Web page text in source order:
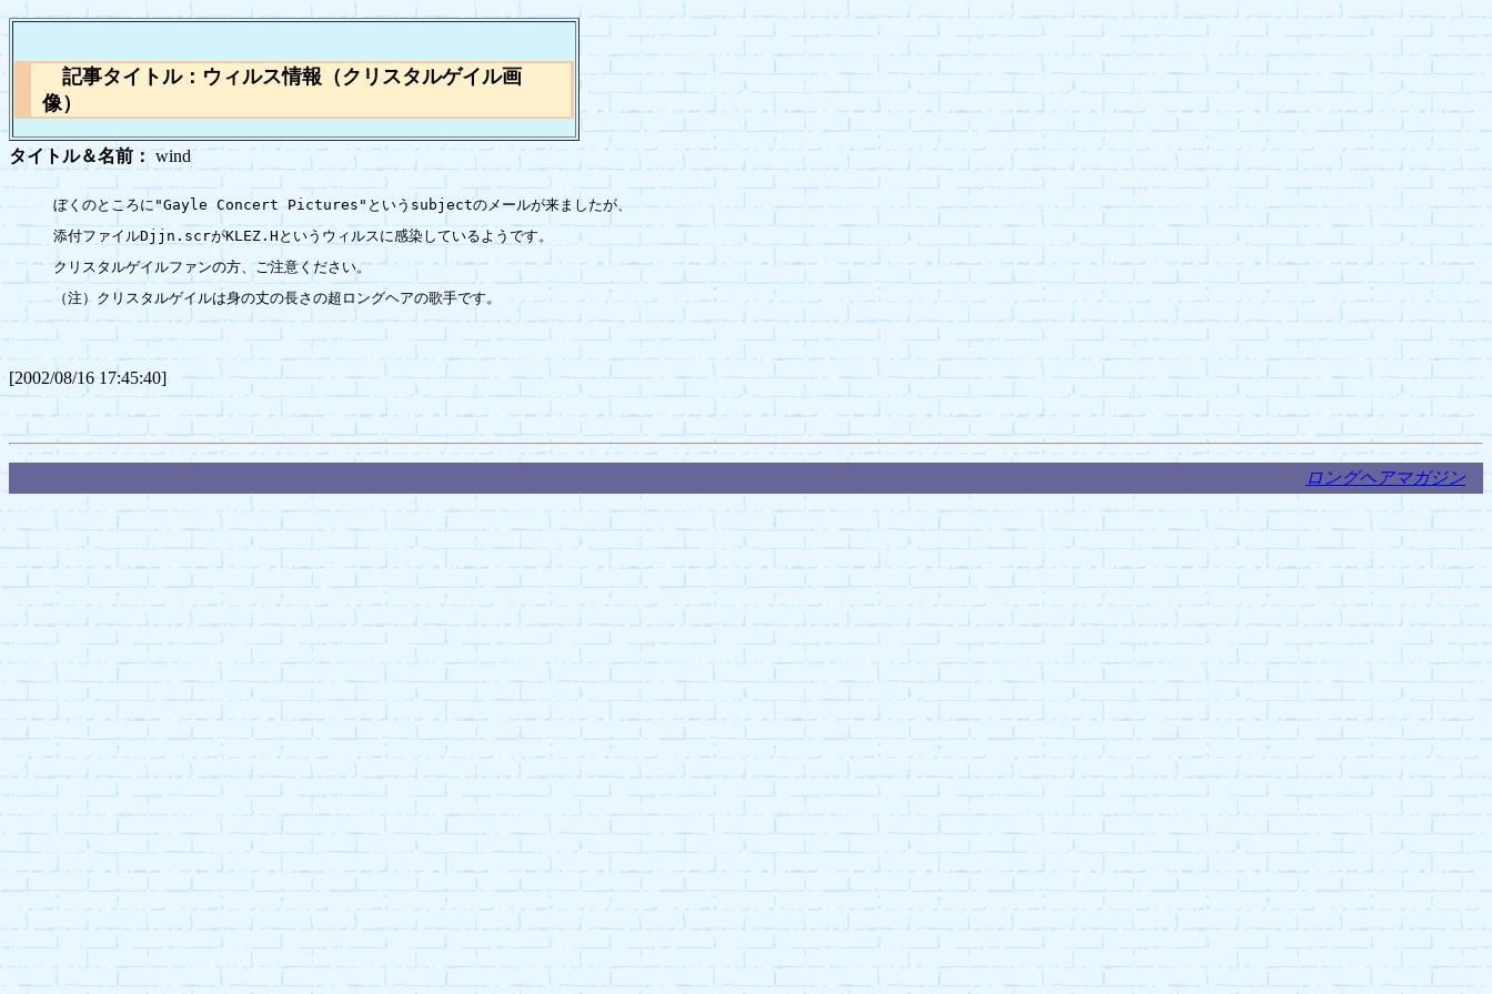
記事タイトル：ウィルス情報（クリスタルゲイル画
像）
タイトル＆名前：wind
ぼくのところに"Gayle Concert Pictures"というsubjectのメールが来ましたが、
添付ファイルDjjn.scrがKLEZ.Hというウィルスに感染しているようです。
クリスタルゲイルファンの方、ご注意ください。
（注）クリスタルゲイルは身の丈の長さの超ロングヘアの歌手です。
[2002/08/16 17:45:40]
ロングヘアマガジン